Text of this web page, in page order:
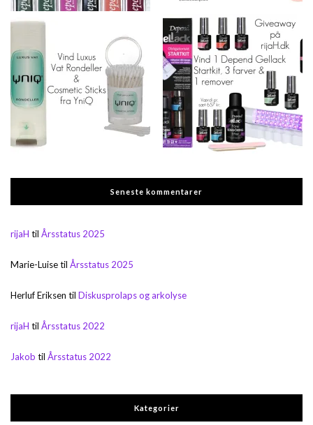
Seneste kommentarer
rijaH til Årsstatus 2025
Marie-Luisetil Årsstatus 2025
Herluf Eriksen til Diskusprolaps og arkolyse
rijaH til Årsstatus 2022
Jakob til Årsstatus 2022
Kategorier